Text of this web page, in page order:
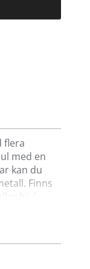
flera
med en
kan du
Finns
hjul